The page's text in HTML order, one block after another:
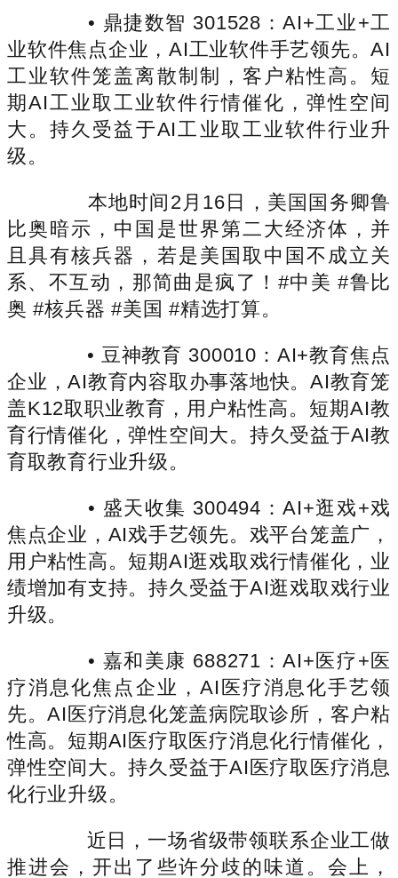
• 鼎捷数智 301528：AI+工业+工
业软件焦点企业，AI工业软件手艺领先。AI
工业软件笼盖离散制制，客户粘性高。短
期AI工业取工业软件行情催化，弹性空间
大。持久受益于AI工业取工业软件行业升
级。
本地时间2月16日，美国国务卿鲁
比奥暗示，中国是世界第二大经济体，并
且具有核兵器，若是美国取中国不成立关
系、不互动，那简曲是疯了！#中美 #鲁比
奥 #核兵器 #美国 #精选打算。
• 豆神教育 300010：AI+教育焦点
企业，AI教育内容取办事落地快。AI教育笼
盖K12取职业教育，用户粘性高。短期AI教
育行情催化，弹性空间大。持久受益于AI教
育取教育行业升级。
• 盛天收集 300494：AI+逛戏+戏
焦点企业，AI戏手艺领先。戏平台笼盖广，
用户粘性高。短期AI逛戏取戏行情催化，业
绩增加有支持。持久受益于AI逛戏取戏行业
升级。
• 嘉和美康 688271：AI+医疗+医
疗消息化焦点企业，AI医疗消息化手艺领
先。AI医疗消息化笼盖病院取诊所，客户粘
性高。短期AI医疗取医疗消息化行情催化，
弹性空间大。持久受益于AI医疗取医疗消息
化行业升级。
近日，一场省级带领联系企业工做
推进会，开出了些许分歧的味道。会上，